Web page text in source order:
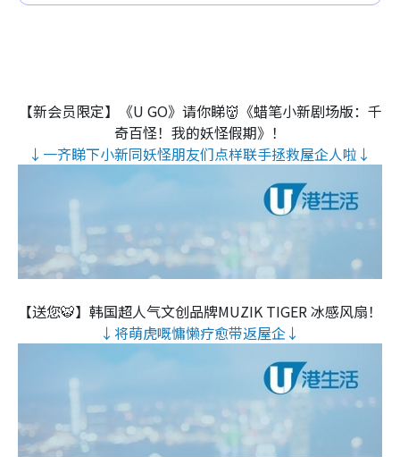
【新会员限定】《U GO》请你睇👹《蜡笔小新剧场版：千
奇百怪！我的妖怪假期》！
↓一齐睇下小新同妖怪朋友们点样联手拯救屋企人啦↓
【送您🐯】韩国超人气文创品牌MUZIK TIGER 冰感风扇！
↓将萌虎嘅慵懒疗愈带返屋企↓